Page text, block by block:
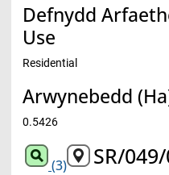
Defnydd
Use
Residential
Arwynebedd
0.5426
(3) SR/